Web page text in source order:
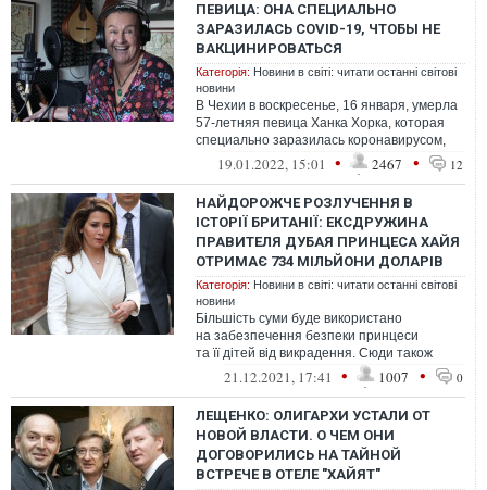
ПЕВИЦА: ОНА СПЕЦИАЛЬНО
ЗАРАЗИЛАСЬ COVID-19, ЧТОБЫ НЕ
ВАКЦИНИРОВАТЬСЯ
Категорія: Новини в світі: читати останні світові
новини
В Чехии в воскресенье, 16 января, умерла
57-летняя певица Ханка Хорка, которая
специально заразилась коронавирусом,
чтобы не вакцинироваться. Женщина ...
19.01.2022, 15:01 • 2467 • 12
НАЙДОРОЖЧЕ РОЗЛУЧЕННЯ В
ІСТОРІЇ БРИТАНІЇ: ЕКСДРУЖИНА
ПРАВИТЕЛЯ ДУБАЯ ПРИНЦЕСА ХАЙЯ
ОТРИМАЄ 734 МІЛЬЙОНИ ДОЛАРІВ
Категорія: Новини в світі: читати останні світові
новини
Більшість суми буде використано
на забезпечення безпеки принцеси
та її дітей від викрадення. Сюди також
включені довічні витрати на утримання 14-
21.12.2021, 17:41 • 1007 • 0
ЛЕЩЕНКО: ОЛИГАРХИ УСТАЛИ ОТ
НОВОЙ ВЛАСТИ. О ЧЕМ ОНИ
ДОГОВОРИЛИСЬ НА ТАЙНОЙ
ВСТРЕЧЕ В ОТЕЛЕ "ХАЙЯТ"